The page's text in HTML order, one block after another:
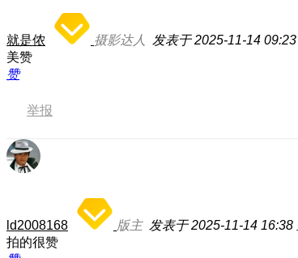
就是侬 摄影达人 发表于 2025-11-14 09:23
美赞
赞
举报
ld2008168 版主 发表于 2025-11-14 16:38
拍的很赞